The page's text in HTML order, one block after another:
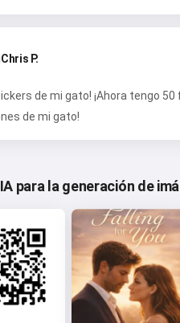
Chris P.
de mi gato! ¡Ahora tengo
de mi gato!
para la generación de